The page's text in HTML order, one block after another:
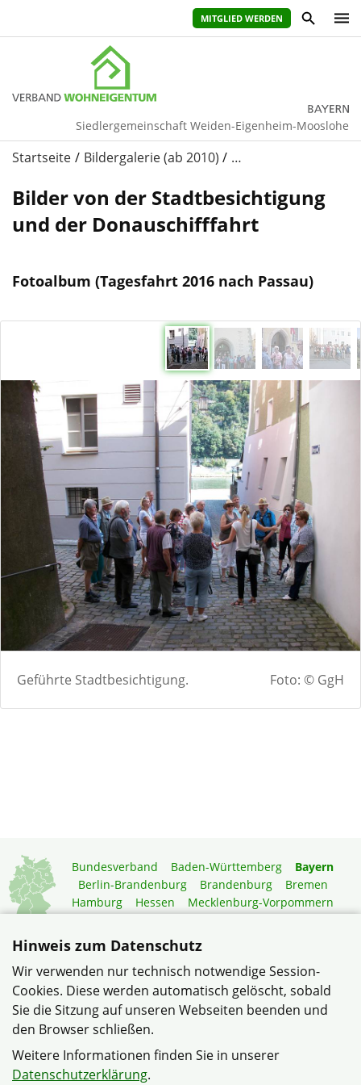
MITGLIED WERDEN
Siedlergemeinschaft Weiden-Eigenheim-Mooslohe
Startseite Bildergalerie (ab 2010) …
Bilder von der Stadtbesichtigung
und der Donauschifffahrt
Fotoalbum (Tagesfahrt 2016 nach Passau)
Geführte Stadtbesichtigung. Foto: © GgH
Bundesverband Baden-Württemberg
Bayern
Berlin-Brandenburg
Brandenburg
Bremen
Hamburg
Hessen
Mecklenburg-Vorpommern
Rheinland-Pfalz
Sachsen-Anhalt
Schleswig-Holstein
Mitgliedermagazin
Gartenberatung
© Siedlergemeinschaft Weiden-Eigenheim-Mooslohe im
Verband Wohneigentum Bayern e.V.
Datenschutzerklärung
Hinweis zum Datenschutz
Wir verwenden nur technisch notwendige Session-
Cookies. Diese werden automatisch gelöscht, sobald
Sie die Sitzung auf unseren Webseiten beenden und
den Browser schließen.
Weitere Informationen finden Sie in unserer
Datenschutzerklärung.